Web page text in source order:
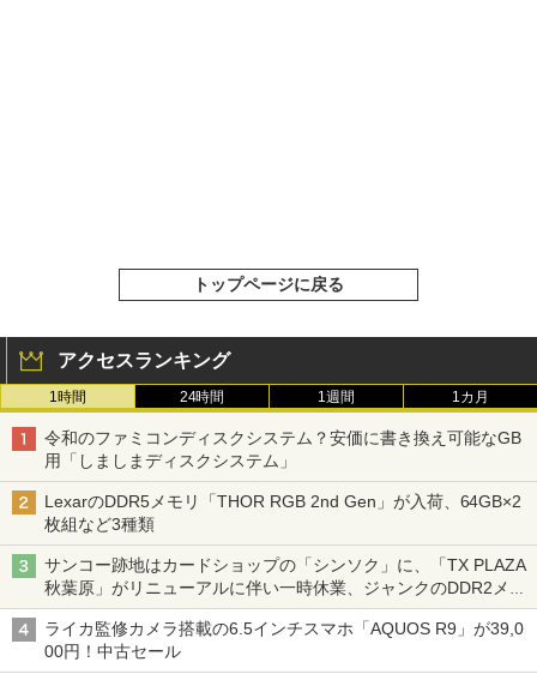
トップページに戻る
アクセスランキング
1時間 24時間 1週間 1カ月
令和のファミコンディスクシステム？安価に書き換え可能なGB
用「しましまディスクシステム」
LexarのDDR5メモリ「THOR RGB 2nd Gen」が入荷、64GB×2
枚組など3種類
サンコー跡地はカードショップの「シンソク」に、「TX PLAZA
秋葉原」がリニューアルに伴い一時休業、ジャンクのDDR2メモ
リが100円で販売など～ 最近の秋葉原 ～
ライカ監修カメラ搭載の6.5インチスマホ「AQUOS R9」が39,0
00円！中古セール